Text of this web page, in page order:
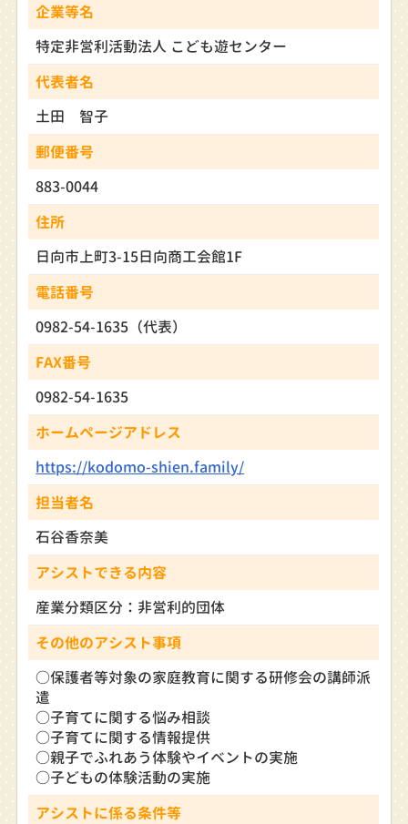
企業等名
特定非営利活動法人 こども遊センター
代表者名
土田 智子
郵便番号
883-0044
住所
日向市上町3-15日向商工会館1F
電話番号
0982-54-1635（代表）
FAX番号
0982-54-1635
ホームページアドレス
https://kodomo-shien.family/
担当者名
石谷香奈美
アシストできる内容
産業分類区分：非営利的団体
その他のアシスト事項
○保護者等対象の家庭教育に関する研修会の講師派
遣
○子育てに関する悩み相談
○子育てに関する情報提供
○親子でふれあう体験やイベントの実施
○子どもの体験活動の実施
アシストに係る条件等